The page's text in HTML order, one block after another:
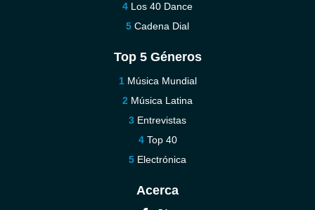
Los 40 Dance
Cadena Dial
Top 5 Géneros
Música Mundial
Música Latina
Entrevistas
Top 40
Electrónica
Acerca